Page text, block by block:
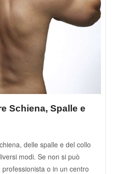
Schiena, Spalle e
delle spalle e del collo
modi. Se non si può
o in un centro